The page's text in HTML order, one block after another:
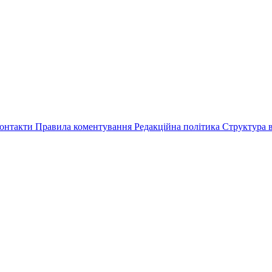
Правила коментування Редакційна політика Структура